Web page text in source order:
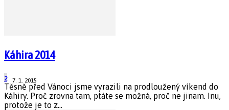
Káhira 2014
7. 1. 2015
2
Těsně před Vánoci jsme vyrazili na prodloužený víkend do
Káhiry. Proč zrovna tam, ptáte se možná, proč ne jinam. Inu,
protože je to z...